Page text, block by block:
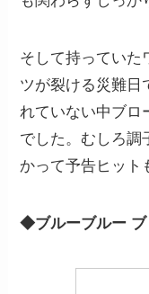
そして持っていた
ツが裂ける災難日
れていない中ブロ
でした。むしろ調
かって予告ヒット
◆ブルーブルー ブ